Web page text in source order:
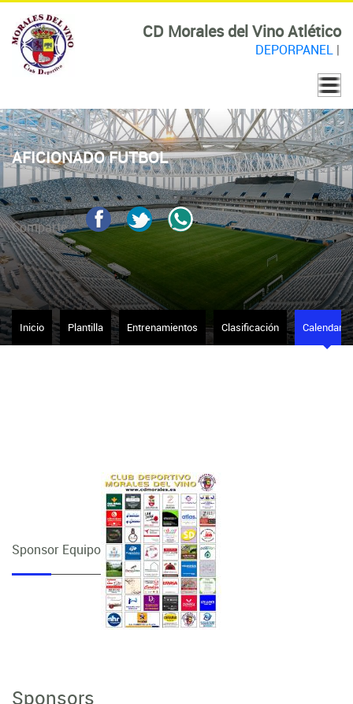
CD Morales del Vino Atlético
DEPORPANEL|
AFICIONADO FUTBOL
Comparte
Inicio Plantilla Entrenamientos Clasificación Calendario
Sponsor Equipo
Sponsors